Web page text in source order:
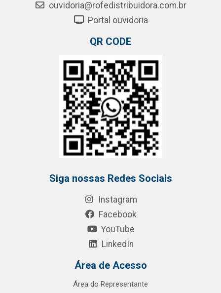
ouvidoria@rofedistribuidora.com.br
Portal ouvidoria
QR CODE
Siga nossas Redes Sociais
Instagram
Facebook
YouTube
LinkedIn
Área de Acesso
Área do Representante